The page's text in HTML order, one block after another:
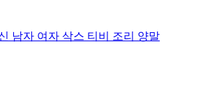
남자 여자 삭스 티비 조리 양말